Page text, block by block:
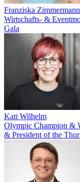
Franziska Zimmermann
Wirtschafts- &
Gala
Kati Wilhelm
Olympic Champion &
& President of the